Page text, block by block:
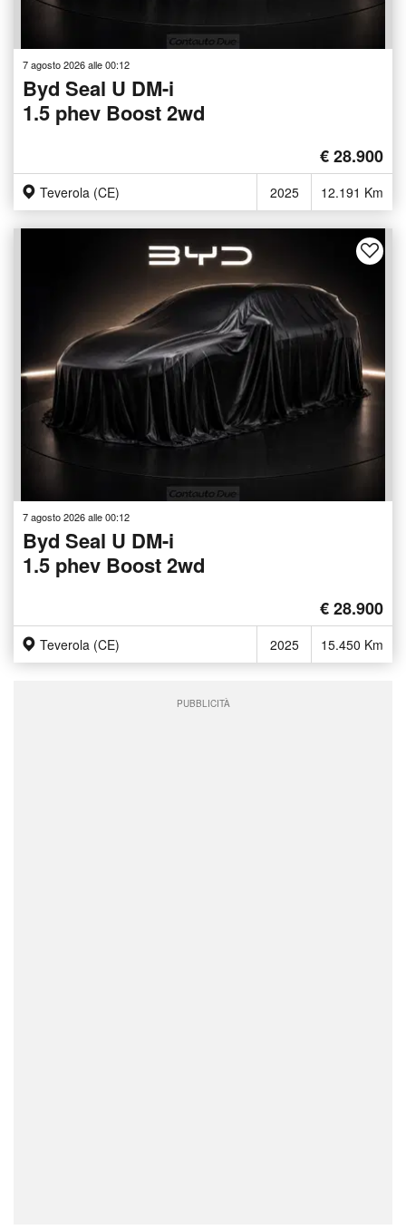
7 agosto 2026 alle 00:12
Byd Seal U DM-i
1.5 phev Boost 2wd
€ 28.900
Teverola (CE) 2025 12.191 Km
7 agosto 2026 alle 00:12
Byd Seal U DM-i
1.5 phev Boost 2wd
€ 28.900
Teverola (CE) 2025 15.450 Km
PUBBLICITÀ